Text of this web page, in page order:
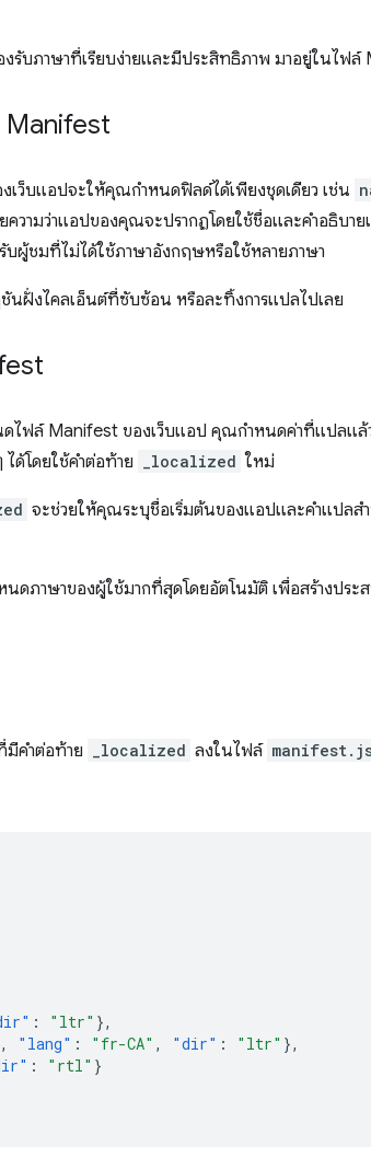
รับภาษาที่เรียบง่ายและมีประสิทธิภาพ มาอยู่ในไฟล์
Manifest
ว็บแอปจะให้คุณกำหนดฟิลด์ได้เพียงชุดเดียว เช่น
ามว่าแอปของคุณจะปรากฏโดยใช้ชื่อและคำอธิบาย
บผู้ชมที่ไม่ได้ใช้ภาษาอังกฤษหรือใช้หลายภาษา
นฝั่งไคลเอ็นต์ที่ซับซ้อน หรือละทิ้งการแปลไปเลย
ไฟล์ Manifest ของเว็บแอป คุณกำหนดค่าที่แปลแล้
ด้โดยใช้คำต่อท้าย _localized ใหม่
จะช่วยให้คุณระบุชื่อเริ่มต้นของแอปและคำแปลสำ
นดภาษาของผู้ใช้มากที่สุดโดยอัตโนมัติ เพื่อสร้างประ
มีคำต่อท้าย _localized ลงในไฟล์
: "ltr" },
, "lang" : "fr-CA" , "dir" : "ltr" },
: "rtl" }